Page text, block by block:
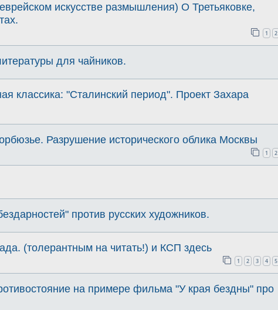
искусстве размышления) О Третьяковке,
1 2
для чайников.
классика: "Сталинский период". Проект Захара
Разрушение исторического облика Москвы
1 2
против русских художников.
(толерантным на читать!) и КСП здесь
1 2 3 4 5
на примере фильма "У края бездны" про